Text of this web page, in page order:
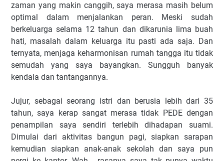
zaman yang makin canggih, saya merasa masih belum
optimal dalam menjalankan peran. Meski sudah
berkeluarga selama 12 tahun dan dikarunia lima buah
hati, masalah dalam keluarga itu pasti ada saja. Dan
ternyata, menjaga keharmonisan rumah tangga itu tidak
semudah yang saya bayangkan. Sungguh banyak
kendala dan tantangannya.
Jujur, sebagai seorang istri dan berusia lebih dari 35
tahun, saya kerap sangat merasa tidak PEDE dengan
penampilan saya sendiri terlebih dihadapan suami.
Dimulai dari aktivitas bangun pagi, siapkan sarapan
kemudian siapkan anak-anak sekolah dan saya pun